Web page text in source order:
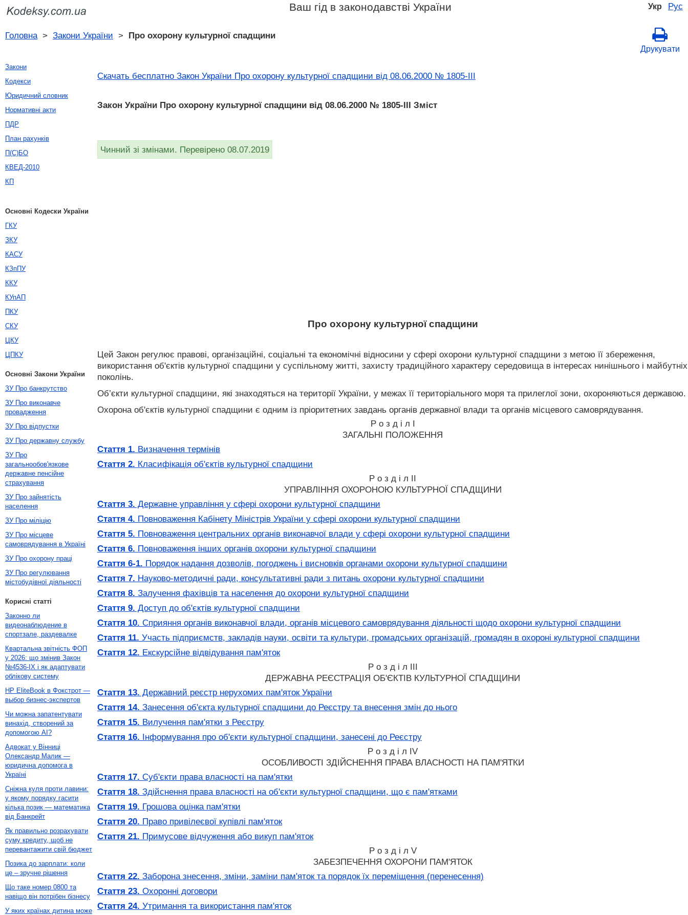
Укр Рус
Ваш гід в законодавстві України
Головна> Закони України > Про охорону культурної спадщини
Друкувати
Скачать бесплатно Закон України Про охорону культурної спадщини від 08.06.2000 № 1805-III
Закон України Про охорону культурної спадщини від 08.06.2000 № 1805-III Зміст
Чинний зі змінами. Перевірено 08.07.2019
Про охорону культурної спадщини
Цей Закон регулює правові, організаційні, соціальні та економічні відносини у сфері охорони культурної спадщини з метою її збереження,
використання об'єктів культурної спадщини у суспільному житті, захисту традиційного характеру середовища в інтересах нинішнього і майбутніх
поколінь.
Об’єкти культурної спадщини, які знаходяться на території України, у межах її територіального моря та прилеглої зони, охороняються державою.
Охорона об'єктів культурної спадщини є одним із пріоритетних завдань органів державної влади та органів місцевого самоврядування.
Р о з д і л I
ЗАГАЛЬНІ ПОЛОЖЕННЯ
Стаття 1. Визначення термінів
Стаття 2. Класифікація об'єктів культурної спадщини
Р о з д і л II
УПРАВЛІННЯ ОХОРОНОЮ КУЛЬТУРНОЇ СПАДЩИНИ
Стаття 3. Державне управління у сфері охорони культурної спадщини
Стаття 4. Повноваження Кабінету Міністрів України у сфері охорони культурної спадщини
Стаття 5. Повноваження центральних органів виконавчої влади у сфері охорони культурної спадщини
Стаття 6. Повноваження інших органів охорони культурної спадщини
Стаття 6-1. Порядок надання дозволів, погоджень і висновків органами охорони культурної спадщини
Стаття 7. Науково-методичні ради, консультативні ради з питань охорони культурної спадщини
Стаття 8. Залучення фахівців та населення до охорони культурної спадщини
Стаття 9. Доступ до об'єктів культурної спадщини
Стаття 10. Сприяння органів виконавчої влади, органів місцевого самоврядування діяльності щодо охорони культурної спадщини
Стаття 11. Участь підприємств, закладів науки, освіти та культури, громадських організацій, громадян в охороні культурної спадщини
Стаття 12. Екскурсійне відвідування пам'яток
Р о з д і л III
ДЕРЖАВНА РЕЄСТРАЦІЯ ОБ'ЄКТІВ КУЛЬТУРНОЇ СПАДЩИНИ
Стаття 13. Державний реєстр нерухомих пам'яток України
Стаття 14. Занесення об'єкта культурної спадщини до Реєстру та внесення змін до нього
Стаття 15. Вилучення пам'ятки з Реєстру
Стаття 16. Інформування про об'єкти культурної спадщини, занесені до Реєстру
Р о з д і л IV
ОСОБЛИВОСТІ ЗДІЙСНЕННЯ ПРАВА ВЛАСНОСТІ НА ПАМ'ЯТКИ
Стаття 17. Суб'єкти права власності на пам'ятки
Стаття 18. Здійснення права власності на об'єкти культурної спадщини, що є пам'ятками
Стаття 19. Грошова оцінка пам'ятки
Стаття 20. Право привілеєвої купівлі пам'яток
Стаття 21. Примусове відчуження або викуп пам'яток
Р о з д і л V
ЗАБЕЗПЕЧЕННЯ ОХОРОНИ ПАМ'ЯТОК
Стаття 22. Заборона знесення, зміни, заміни пам'яток та порядок їх переміщення (перенесення)
Стаття 23. Охоронні договори
Стаття 24. Утримання та використання пам'яток
Закони
Кодекси
Юридичний словник
Нормативні акти
ПДР
План рахунків
П(С)БО
КВЕД-2010
КП
Основні Кодески України
ГКУ
ЗКУ
КАСУ
КЗпПУ
ККУ
КУпАП
ПКУ
СКУ
ЦКУ
ЦПКУ
Основні Закони України
ЗУ Про банкрутство
ЗУ Про виконавче
провадження
ЗУ Про відпустки
ЗУ Про державну службу
ЗУ Про
загальнообов'язкове
державне пенсійне
страхування
ЗУ Про зайнятість
населення
ЗУ Про міліцію
ЗУ Про місцеве
самоврядування в Україні
ЗУ Про охорону праці
ЗУ Про регулювання
містобудівної діяльності
Корисні статті
Законно ли
видеонаблюдение в
спортзале, раздевалке
Квартальна звітність ФОП
у 2026: що змінив Закон
№4536-IX і як адаптувати
облікову систему
HP EliteBook в Фокстрот —
выбор бизнес-экспертов
Чи можна запатентувати
винахід, створений за
допомогою AI?
Адвокат у Вінниці
Олександр Малик —
юридична допомога в
Україні
Сніжна куля проти лавини:
у якому порядку гасити
кілька позик — математика
від Банкрейт
Як правильно розрахувати
суму кредиту, щоб не
перевантажити свій бюджет
Позика до зарплати: коли
це – зручне рішення
Що таке номер 0800 та
навіщо він потрібен бізнесу
У яких країнах дитина може